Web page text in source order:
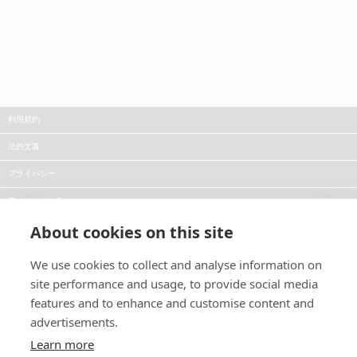
利用規約
法的文書
プライバシー
アクセシビリティ
採用情報
ブログ
フォローしてください:
About cookies on this site
We use cookies to collect and analyse information on
site performance and usage, to provide social media
features and to enhance and customise content and
advertisements.
Learn more